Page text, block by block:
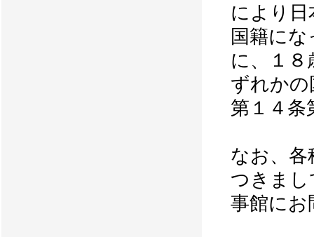
により
国籍に
に、１
ずれか
第１４条
なお、各
つきま
事館にお